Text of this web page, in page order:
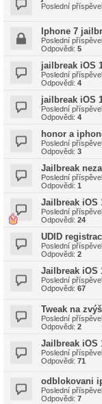
Poslední
Iphone 7
Poslední
Odpovědi: 5
jailbreak iOS
Poslední
Odpovědi: 4
jailbreak iOS
Poslední
Odpovědi: 4
honor a
Poslední
Odpovědi: 3
Jailbreak
Poslední
Odpovědi: 1
Jailbreak iOS
Poslední
Odpovědi: 24
UDID
Poslední
Odpovědi: 2
Jailbreak iOS
Poslední
Odpovědi: 67
Tweak na
Poslední
Odpovědi: 2
Jailbreak iOS
Poslední
Odpovědi: 71
odblokovani
Poslední
Odpovědi: 7